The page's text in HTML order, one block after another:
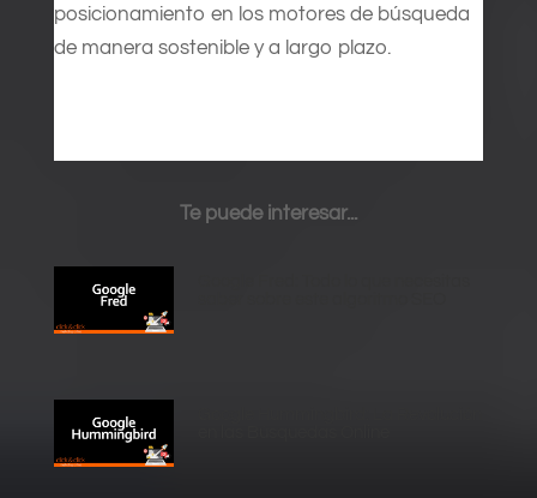
posicionamiento en los motores de búsqueda
de manera sostenible y a largo plazo.
Te puede interesar...